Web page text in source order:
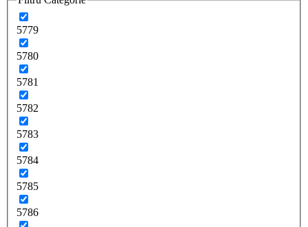
5779
5780
5781
5782
5783
5784
5785
5786